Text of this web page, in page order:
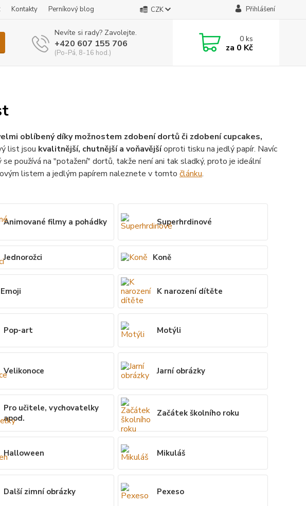
Kontakty Perníkový blog CZK Přihlášení
Nevíte si rady? Zavolejte.
+420 607 155 706
(Po-Pá, 8-16 hod.)
0ks
za 0 Kč
oblíbený díky možnostem zdobení dortů či zdobení cupcakes,
list jsou kvalitnější, chutnější a voňavějšíoproti tisku na jedlý papír. Navíc
se používá na "potažení" dortů, takže není ani tak sladký, proto je ideální
listem a jedlým papírem naleznete v tomto článku.
Animované filmy a pohádky Superhrdinové
Jednorožci Koně
Emoji K narození dítěte
Pop-art Motýli
Velikonoce Jarní obrázky
Pro učitele, vychovatelky
apod.
Začátek školního roku
Halloween Mikuláš
Další zimní obrázky Pexeso